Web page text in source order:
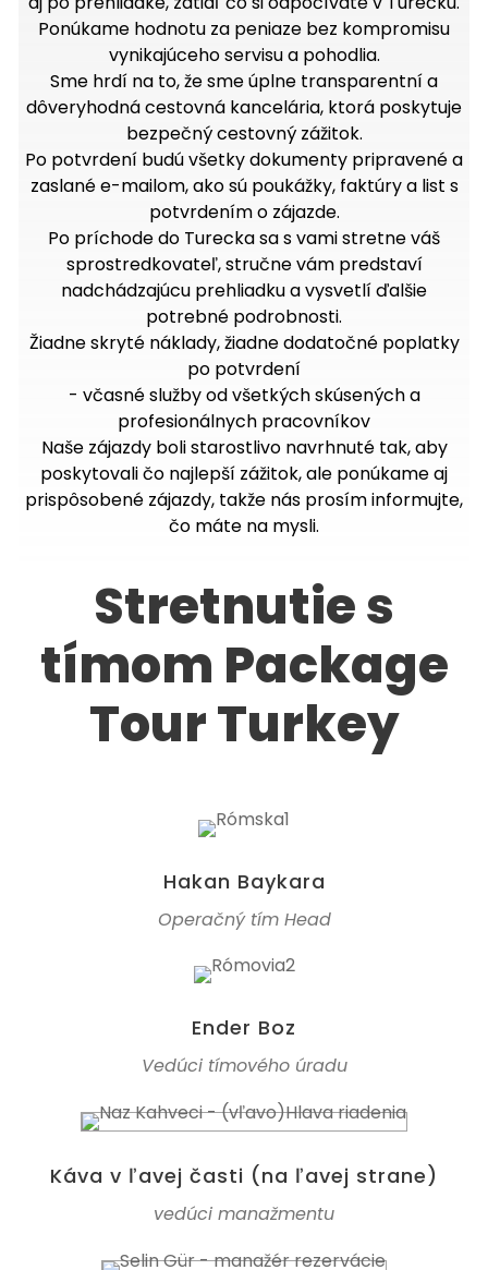
Ponúkame hodnotu za peniaze bez kompromisu
vynikajúceho servisu a pohodlia.
Sme hrdí na to, že sme úplne transparentní a
dôveryhodná cestovná kancelária, ktorá poskytuje
bezpečný cestovný zážitok.
Po potvrdení budú všetky dokumenty pripravené a
zaslané e-mailom, ako sú poukážky, faktúry a list s
potvrdením o zájazde.
Po príchode do Turecka sa s vami stretne váš
sprostredkovateľ, stručne vám predstaví
nadchádzajúcu prehliadku a vysvetlí ďalšie
potrebné podrobnosti.
Žiadne skryté náklady, žiadne dodatočné poplatky
po potvrdení
- včasné služby od všetkých skúsených a
profesionálnych pracovníkov
Naše zájazdy boli starostlivo navrhnuté tak, aby
poskytovali čo najlepší zážitok, ale ponúkame aj
prispôsobené zájazdy, takže nás prosím informujte,
čo máte na mysli.
Stretnutie s
tímom Package
Tour Turkey
Hakan Baykara
Operačný tím Head
Ender Boz
Vedúci tímového úradu
Káva v ľavej časti (na ľavej strane)
vedúci manažmentu